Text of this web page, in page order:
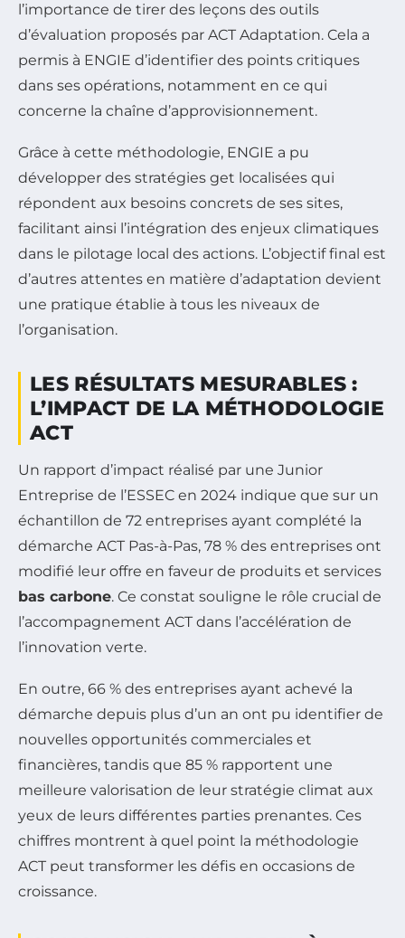
l’importance de tirer des leçons des outils
d’évaluation proposés par ACT Adaptation. Cela a
permis à ENGIE d’identifier des points critiques
dans ses opérations, notamment en ce qui
concerne la chaîne d’approvisionnement.
Grâce à cette méthodologie, ENGIE a pu
développer des stratégies get localisées qui
répondent aux besoins concrets de ses sites,
facilitant ainsi l’intégration des enjeux climatiques
dans le pilotage local des actions. L’objectif final est
d’autres attentes en matière d’adaptation devient
une pratique établie à tous les niveaux de
l’organisation.
LES RÉSULTATS MESURABLES :
L’IMPACT DE LA MÉTHODOLOGIE
ACT
Un rapport d’impact réalisé par une Junior
Entreprise de l’ESSEC en 2024 indique que sur un
échantillon de 72 entreprises ayant complété la
démarche ACT Pas-à-Pas, 78 % des entreprises ont
modifié leur offre en faveur de produits et services
bas carbone. Ce constat souligne le rôle crucial de
l’accompagnement ACT dans l’accélération de
l’innovation verte.
En outre, 66 % des entreprises ayant achevé la
démarche depuis plus d’un an ont pu identifier de
nouvelles opportunités commerciales et
financières, tandis que 85 % rapportent une
meilleure valorisation de leur stratégie climat aux
yeux de leurs différentes parties prenantes. Ces
chiffres montrent à quel point la méthodologie
ACT peut transformer les défis en occasions de
croissance.